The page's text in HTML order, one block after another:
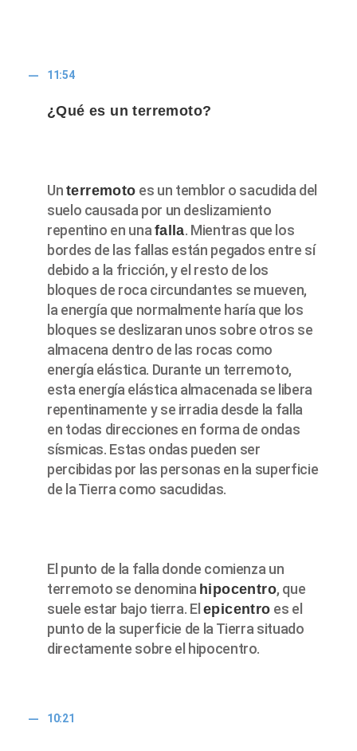
11:54
¿Qué es un terremoto?
Un terremoto es un temblor o sacudida del
suelo causada por un deslizamiento
repentino en unafalla. Mientras que los
bordes de las fallas están pegados entre sí
debido a la fricción, y el resto de los
bloques de roca circundantes se mueven,
la energía que normalmente haría que los
bloques se deslizaran unos sobre otros se
almacena dentro de las rocas como
energía elástica. Durante un terremoto,
esta energía elástica almacenada se libera
repentinamente y se irradia desde la falla
en todas direcciones en forma de ondas
sísmicas. Estas ondas pueden ser
percibidas por las personas en la superficie
de la Tierra como sacudidas.
El punto de la falla donde comienza un
terremoto se denomina hipocentro, que
suele estar bajo tierra. El epicentro es el
punto de la superficie de la Tierra situado
directamente sobre el hipocentro.
10:21